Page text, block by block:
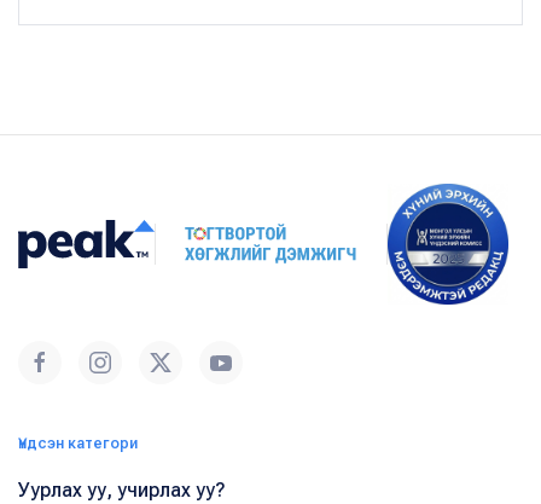
Үндсэн категори
Уурлах уу, учирлах уу?